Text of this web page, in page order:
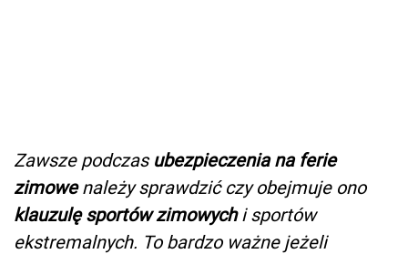
Zawsze podczas ubezpieczenia na ferie
zimowenależy sprawdzić czy obejmuje ono
klauzulę sportów zimowychi sportów
ekstremalnych. To bardzo ważne jeżeli